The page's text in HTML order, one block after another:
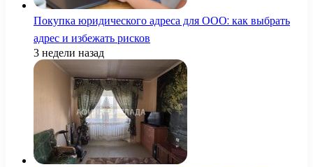
Покупка юридического адреса для ООО: как выбрать
адрес и избежать рисков
3 недели назад